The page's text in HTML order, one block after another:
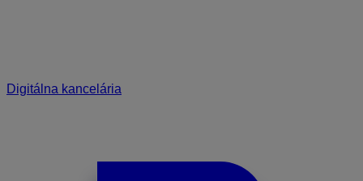
Digitálna kancelária